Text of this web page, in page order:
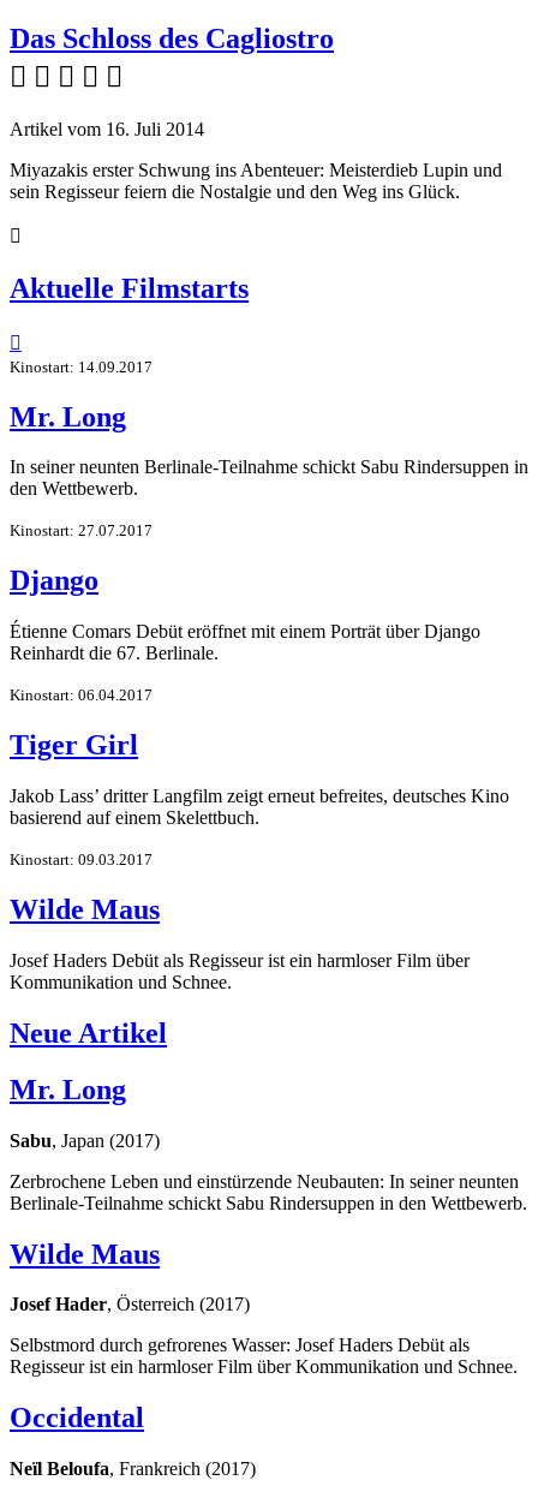
Das Schloss des Cagliostro
    
Artikel vom 16. Juli 2014
Miyazakis erster Schwung ins Abenteuer: Meisterdieb Lupin und
sein Regisseur feiern die Nostalgie und den Weg ins Glück.

Aktuelle Filmstarts

Kinostart: 14.09.2017
Mr. Long
In seiner neunten Berlinale-Teilnahme schickt Sabu Rindersuppen in
den Wettbewerb.
Kinostart: 27.07.2017
Django
Étienne Comars Debüt eröffnet mit einem Porträt über Django
Reinhardt die 67. Berlinale.
Kinostart: 06.04.2017
Tiger Girl
Jakob Lass’ dritter Langfilm zeigt erneut befreites, deutsches Kino
basierend auf einem Skelettbuch.
Kinostart: 09.03.2017
Wilde Maus
Josef Haders Debüt als Regisseur ist ein harmloser Film über
Kommunikation und Schnee.
Neue Artikel
Mr. Long
Sabu, Japan (2017)
Zerbrochene Leben und einstürzende Neubauten: In seiner neunten
Berlinale-Teilnahme schickt Sabu Rindersuppen in den Wettbewerb.
Wilde Maus
Josef Hader, Österreich (2017)
Selbstmord durch gefrorenes Wasser: Josef Haders Debüt als
Regisseur ist ein harmloser Film über Kommunikation und Schnee.
Occidental
Neïl Beloufa, Frankreich (2017)